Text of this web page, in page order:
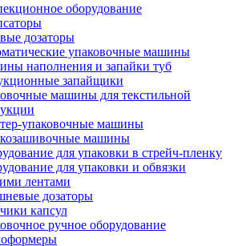
оборудование
дозаторы
упаковочные машины
наполнения и запайки туб
запайщики
машины для текстильной
упаковочные машины
машины
для упаковки в стрейч-пленку
для упаковки и обвязки
лентами
дозаторы
капсул
ручное оборудование